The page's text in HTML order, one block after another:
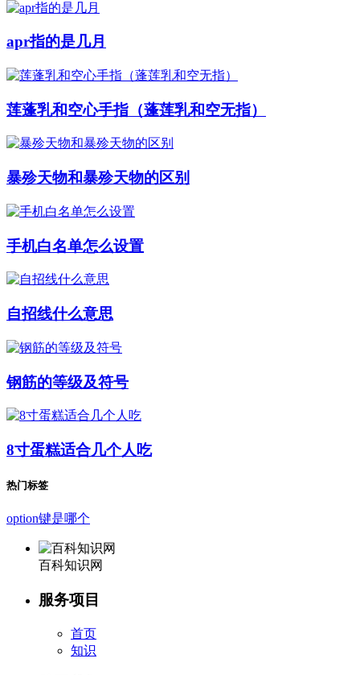
apr指的是几月
莲蓬乳和空心手指（蓬莲乳和空无指）
暴殄天物和暴殄天物的区别
手机白名单怎么设置
自招线什么意思
钢筋的等级及符号
8寸蛋糕适合几个人吃
热门标签
option键是哪个
百科知识网
服务项目
首页
知识